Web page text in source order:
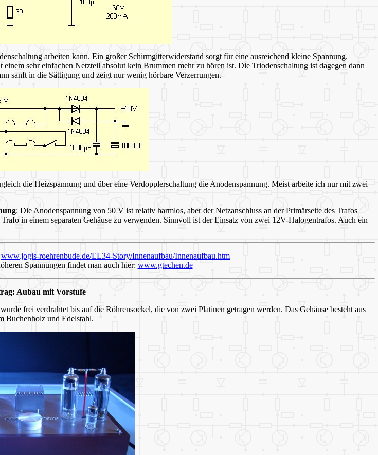
arbeiten kann. Ein großer Schirmgitterwiderstand sorgt für eine ausreichend kleine Spannung.
sehr einfachen Netzteil absolut kein Brummen mehr zu hören ist. Die Triodenschaltung ist dagegen dann
sanft in die Sättigung und zeigt nur wenig hörbare Verzerrungen.
die Heizspannung und über eine Verdopplerschaltung die Anodenspannung. Meist arbeite ich nur mit zwei
: Die Anodenspannung von 50 V ist relativ harmlos, aber der Netzanschluss an der Primärseite des Trafos
in einem separaten Gehäuse zu verwenden. Sinnvoll ist der Einsatz von zwei 12V-Halogentrafos. Auch ein
www.jogis-roehrenbude.de/EL34-Story/Innenaufbau/Innenaufbau.htm
Spannungen findet man auch hier: www.gtechen.de
Aubau mit Vorstufe
frei verdrahtet bis auf die Röhrensockel, die von zwei Platinen getragen werden. Das Gehäuse besteht aus
Buchenholz und Edelstahl.